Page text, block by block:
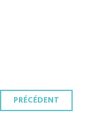
Navigation
PRÉCÉDENT